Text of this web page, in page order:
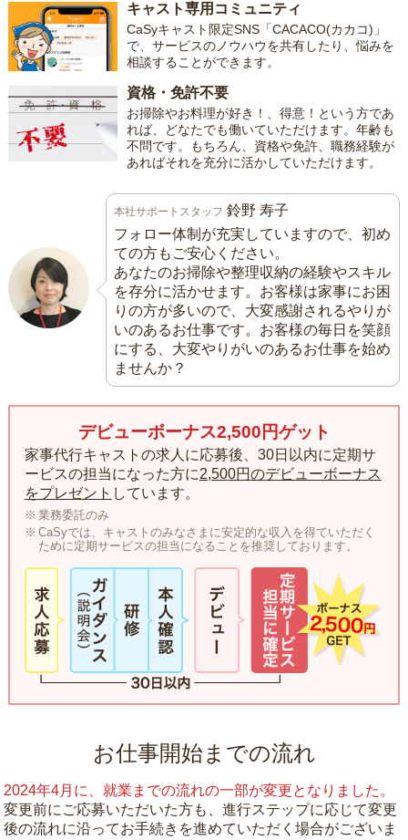
キャスト専用コミュニティ
CaSyキャスト限定SNS「CACACO(カカコ)」
で、サービスのノウハウを共有したり、悩みを
相談することができます。
資格・免許不要
お掃除やお料理が好き！、得意！という方であ
れば、どなたでも働いていただけます。年齢も
不問です。もちろん、資格や免許、職務経験が
あればそれを充分に活かしていただけます。
本社サポートスタッフ 鈴野 寿子
フォロー体制が充実していますので、初め
ての方もご安心ください。
あなたのお掃除や整理収納の経験やスキル
を存分に活かせます。お客様は家事にお困
りの方が多いので、大変感謝されるやりが
いのあるお仕事です。お客様の毎日を笑顔
にする、大変やりがいのあるお仕事を始め
ませんか？
デビューボーナス2,500円ゲット
家事代行キャストの求人に応募後、30日以内に定期サ
ービスの担当になった方に2,500円のデビューボーナス
をプレゼント しています。
業務委託のみ
CaSyでは、キャストのみなさまに安定的な収入を得ていただく
ために定期サービスの担当になることを推奨しております。
お仕事開始までの流れ
2024年4月に、就業までの流れの一部が変更となりました。
変更前にご応募いただいた方も、進行ステップに応じて変更
後の流れに沿ってお手続きを進めていただく場合がございま